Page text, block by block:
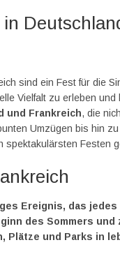
sind ein Fest für die
Vielfalt zu erleben
und Frankreich, die
Umzügen bis hin
Festen
Ereignis, das
des Sommers
Plätze und Parks in